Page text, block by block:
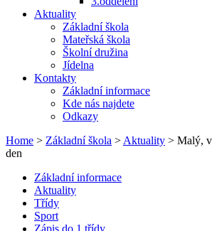
Aktuality
Základní škola
Mateřská škola
Školní družina
Jídelna
Kontakty
Základní informace
Kde nás najdete
Odkazy
Home > Základní škola > Aktuality > Malý,
den
Základní informace
Aktuality
Třídy
Sport
Zápis do 1.třídy